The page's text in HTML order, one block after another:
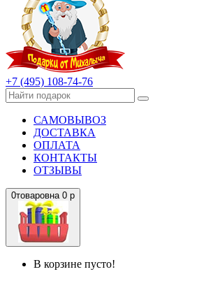
+7 (495) 108-74-76
САМОВЫВОЗ
ДОСТАВКА
ОПЛАТА
КОНТАКТЫ
ОТЗЫВЫ
0товаровна 0 р
В корзине пусто!